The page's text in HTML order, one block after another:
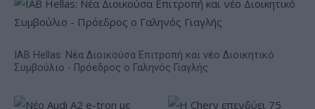
IAB Hellas: Νέα Διοικούσα Επιτροπή και νέο Διοικητικό
Συμβούλιο - Πρόεδρος ο Γαληνός Γιαγλής